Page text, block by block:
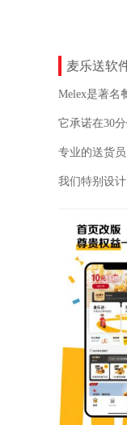
麦乐送软
Melex是著名
它承诺在30
专业的送货员
我们特别设